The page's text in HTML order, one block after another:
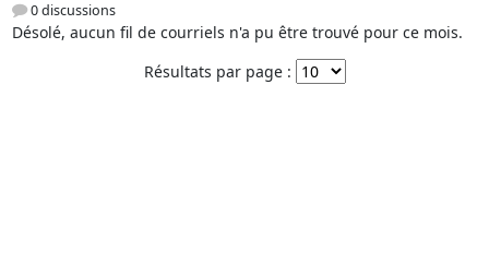
0 discussions
Désolé, aucun fil de courriels n'a pu être trouvé pour ce mois.
Résultats par page :